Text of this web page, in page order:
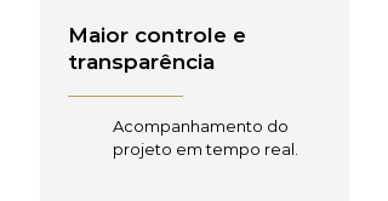
Maior controle e
transparência
Acompanhamento do
projeto em tempo real.